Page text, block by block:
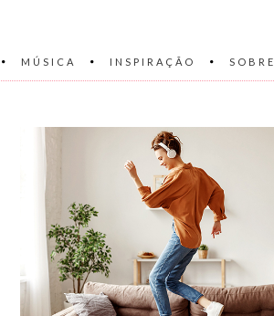
MÚSICA INSPIRAÇÃO SOBRE